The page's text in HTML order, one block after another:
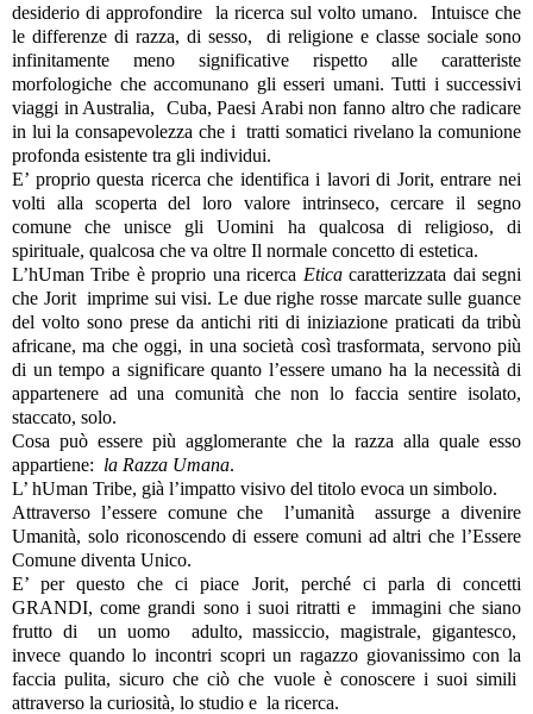
desiderio di approfondire la ricerca sul volto umano. Intuisce che
le differenze di razza, di sesso, di religione e classe sociale sono
infinitamente meno significative rispetto alle caratteriste
morfologiche che accomunano gli esseri umani. Tutti i successivi
viaggi in Australia, Cuba, Paesi Arabi non fanno altro che radicare
in lui la consapevolezza che i tratti somatici rivelano la comunione
profonda esistente tra gli individui.
E’ proprio questa ricerca che identifica i lavori di Jorit, entrare nei
volti alla scoperta del loro valore intrinseco, cercare il segno
comune che unisce gli Uomini ha qualcosa di religioso, di
spirituale, qualcosa che va oltre Il normale concetto di estetica.
L’hUman Tribe è proprio una ricerca Eticacaratterizzata dai segni
che Jorit imprime sui visi. Le due righe rosse marcate sulle guance
del volto sono prese da antichi riti di iniziazione praticati da tribù
africane, ma che oggi, in una società così trasformata
servono più
di un tempo a significare quanto l’essere umano ha la necessità di
appartenere ad una comunità che non lo faccia sentire isolato,
staccato, solo.
Cosa può essere più agglomerante che la razza alla quale esso
appartiene: la Razza Umana.
L’ hUman Tribe, già l’impatto visivo del titolo evoca un simbolo.
Attraverso l’essere comune che l’umanità assurge a divenire
Umanità, solo riconoscendo di essere comuni ad altri che l’Essere
Comune diventa Unico.
E’ per questo che ci piace Jorit, perché ci parla di concetti
GRANDI, come grandi sono i suoi ritratti e immagini che siano
frutto di un uomo adulto, massiccio, magistrale, gigantesco,
invece quando lo incontri scopri un ragazzo giovanissimo con la
faccia pulita, sicuro che ciò che vuole è conoscere i suoi simili
attraverso la curiosità, lo studio e la ricerca.